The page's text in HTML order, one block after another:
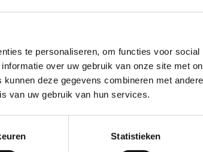
te personaliseren, om functies voor social
over uw gebruik van onze site met
deze gegevens combineren met
van uw gebruik van hun services.
Statistieken
gezondere keuzes? Geleidelijk aan. Zit je
vervangen door bewegen aan lichte
informatie: www.gezondleven.be
dat een actieve levensstijl bijdraagt